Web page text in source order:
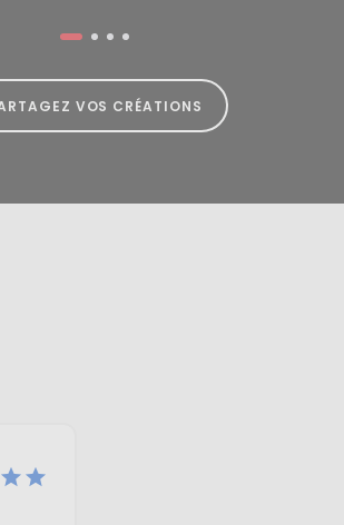
VOS CRÉATIONS
